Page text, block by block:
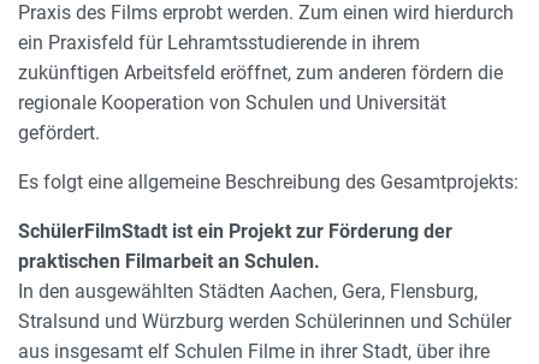
Praxis des Films erprobt werden. Zum einen wird hierdurch
ein Praxisfeld für Lehramtsstudierende in ihrem
zukünftigen Arbeitsfeld eröffnet, zum anderen fördern die
regionale Kooperation von Schulen und Universität
gefördert.
Es folgt eine allgemeine Beschreibung des Gesamtprojekts:
SchülerFilmStadt ist ein Projekt zur Förderung der
praktischen Filmarbeit an Schulen.
In den ausgewählten Städten Aachen, Gera, Flensburg,
Stralsund und Würzburg werden Schülerinnen und Schüler
aus insgesamt elf Schulen Filme in ihrer Stadt, über ihre